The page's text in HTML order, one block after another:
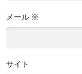
メール ※
サイト